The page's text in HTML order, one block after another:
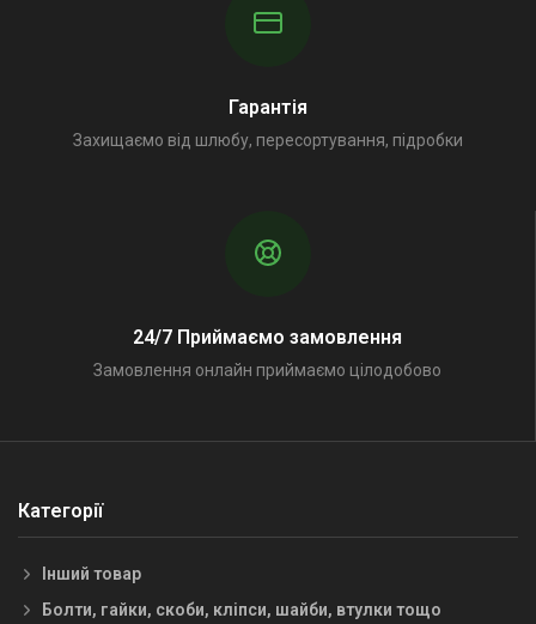
Гарантія
Захищаємо від шлюбу, пересортування, підробки
24/7 Приймаємо замовлення
Замовлення онлайн приймаємо цілодобово
Категорії
Інший товар
Болти, гайки, скоби, кліпси, шайби, втулки тощо